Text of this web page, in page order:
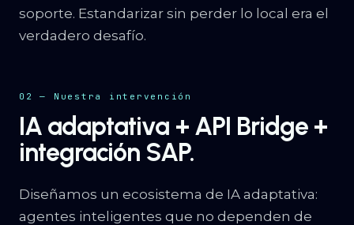
soporte. Estandarizar sin perder lo local era el
verdadero desafío.
02 — Nuestra intervención
IA adaptativa + API Bridge +
integración SAP.
Diseñamos un ecosistema de IA adaptativa:
agentes inteligentes que no dependen de